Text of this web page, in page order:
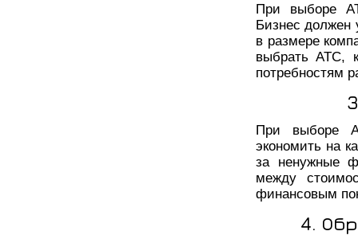
При выборе
Бизнес должен
в размере
выбрать АТС,
потребностям
При выборе
экономить на
за ненужные
между
финансовым
4.